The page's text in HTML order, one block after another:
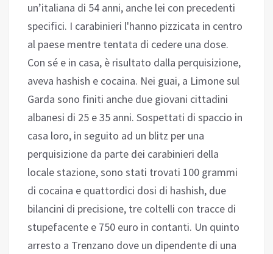
un’italiana di 54 anni, anche lei con precedenti
specifici. I carabinieri l'hanno pizzicata in centro
al paese mentre tentata di cedere una dose.
Con sé e in casa, è risultato dalla perquisizione,
aveva hashish e cocaina. Nei guai, a Limone sul
Garda sono finiti anche due giovani cittadini
albanesi di 25 e 35 anni. Sospettati di spaccio in
casa loro, in seguito ad un blitz per una
perquisizione da parte dei carabinieri della
locale stazione, sono stati trovati 100 grammi
di cocaina e quattordici dosi di hashish, due
bilancini di precisione, tre coltelli con tracce di
stupefacente e 750 euro in contanti. Un quinto
arresto a Trenzano dove un dipendente di una